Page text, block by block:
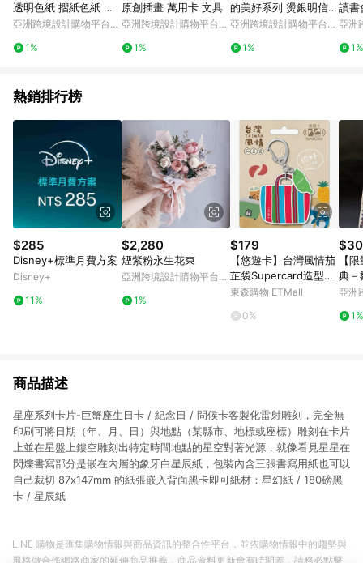
透明色紙 摺紙色紙 手
作色紙 拼貼素材紙組
亞洲跨境設計購物平台
1%
原創插畫 萬用卡 文具
亞洲跨境設計購物平台
1%
的美好系列 燙銀明信片
插畫信片
亞洲跨境設計購物平台
1%
讀書
日程
十二
亞洲
1%
熱銷排行榜
$285
Disney+標準月費方案
Disney+
11%
$2,280
煙紫粉永生花束
亞洲跨境設計購物平台
1%
$179
【悠遊卡】台灣風情茄
芷袋Supercard造型悠
遊卡-台灣(裁型)-受託
東森購物 ETMall
0%
$30
【
典－
亞洲
1%
商品描述
星座系列卡片-巨蟹座生日卡 / 紀念日 / 問候卡客製化雷射雕刻，完全無
印刷可將日期（年、月、日）與地點（某縣市、地標或座標）雕刻在卡片
上並在星盤上鏤空雕刻出特定時間地點的星空對著光源，就像看見星星在
閃爍書寫部分是嵌在內層的象牙白星辰紙，包裝內含三張書寫用紙也可以
自己裁切 87x147mm 的紙張嵌入背面黑卡即可紙材：星幻紙 / 180磅黑
卡 / 星辰紙
LINE 購物是匯集購物情報與商品資訊的整合性平台，並依購物情報中的趨勢與
風格做合作網路商家的延伸商品推薦，商品資料更新會有時間差，請務必點擊